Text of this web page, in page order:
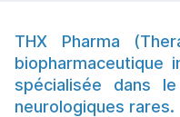
THX Pharma (
biopharmaceutique
spécialisée dans
neurologiques rares.